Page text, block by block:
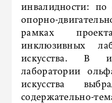
инвалидности:
опорно-
рамках
инклюзивных
искусства. В
лаборатории
искусства
содержательно-